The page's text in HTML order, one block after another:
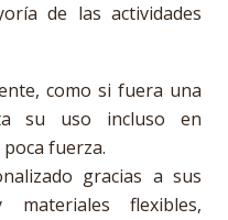
de las actividades
como si fuera una
su uso incluso en
fuerza.
gracias a sus
flexibles,